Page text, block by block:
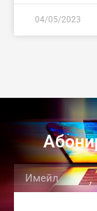
04/05/2023